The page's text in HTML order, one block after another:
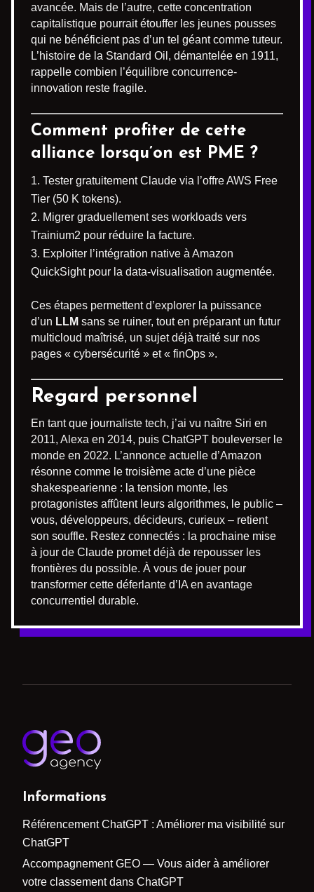
avancée. Mais de l’autre, cette concentration
capitalistique pourrait étouffer les jeunes pousses
qui ne bénéficient pas d’un tel géant comme tuteur.
L’histoire de la Standard Oil, démantelée en 1911,
rappelle combien l’équilibre concurrence-
innovation reste fragile.
Comment profiter de cette
alliance lorsqu’on est PME ?
Tester gratuitement Claude via l’offre AWS Free
Tier (50 K tokens).
Migrer graduellement ses workloads vers
Trainium2 pour réduire la facture.
Exploiter l’intégration native à Amazon
QuickSight pour la data-visualisation augmentée.
Ces étapes permettent d’explorer la puissance
d’un LLM sans se ruiner, tout en préparant un futur
multicloud maîtrisé, un sujet déjà traité sur nos
pages « cybersécurité » et « finOps ».
Regard personnel
En tant que journaliste tech, j’ai vu naître Siri en
2011, Alexa en 2014, puis ChatGPT bouleverser le
monde en 2022. L’annonce actuelle d’Amazon
résonne comme le troisième acte d’une pièce
shakespearienne : la tension monte, les
protagonistes affûtent leurs algorithmes, le public –
vous, développeurs, décideurs, curieux – retient
son souffle. Restez connectés : la prochaine mise
à jour de Claude promet déjà de repousser les
frontières du possible. À vous de jouer pour
transformer cette déferlante d’IA en avantage
concurrentiel durable.
Informations
Référencement ChatGPT : Améliorer ma visibilité sur
ChatGPT
Accompagnement GEO — Vous aider à améliorer
votre classement dans ChatGPT